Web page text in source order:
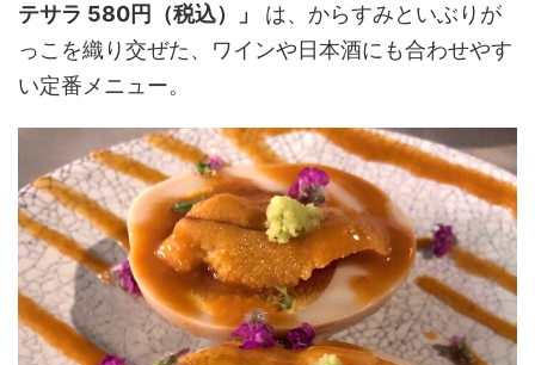
テサラ 580円（税込）」
は、からすみといぶりが
っこを織り交ぜた、ワインや日本酒にも合わせやす
い定番メニュー。